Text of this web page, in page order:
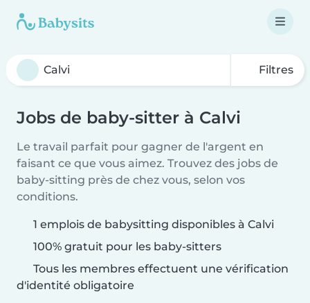
Filtres
Jobs de baby-sitter à Calvi
Le travail parfait pour gagner de l'argent en
faisant ce que vous aimez. Trouvez des jobs de
baby-sitting près de chez vous, selon vos
conditions.
1 emplois de babysitting disponibles à Calvi
100% gratuit pour les baby-sitters
Tous les membres effectuent une vérification
d'identité obligatoire